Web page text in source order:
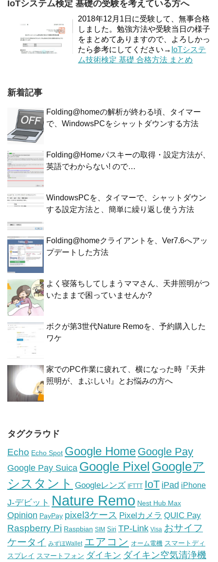
IoTシステム検定 基礎の受験を考えている方へ
2018年12月1日に受験して、無事合格
しました。勉強方法や受験当日の様子
をまとめてありますので、よろしかっ
たら参考にしてください→ IoTシステ
ム技術検定 基礎 合格方法 まとめ
新着記事
Folding@homeの解析が終わる頃、タイマー
で、WindowsPCをシャットダウンする方法
Folding@Homeパスキーの取得・設定方法が、
英語でわからない! ので…
WindowsPCを、タイマーで、シャットダウン
する設定方法と、簡単に繰り返し使う方法
Folding@homeクライアントを、Ver7.6へアッ
プデートした方法
よく寝落ちしてしまうママさん、天井照明がつ
いたままで困っていませんか?
ボクが第3世代Nature Remoを、予約購入した
ワケ
家でのPC作業に疲れて、横になった時『天井
照明が、まぶしい!』とお悩みの方へ
タグクラウド
Echo Echo Spot Google Home Google Pay
Google Pay Suica Google Pixel Googleア
シスタント Googleレンズ IFTTT IoT iPad iPhone
J-デビット Nature Remo Nest Hub Max
Opinion PayPay pixel3ケース Pixelカメラ QUIC Pay
Raspberry Pi Raspbian SIM Siri TP-Link Visa おサイフ
ケータイ みずほWallet エアコン オーム電機 スマートディ
スプレイ スマートフォン ダイキン ダイキン空気清浄機